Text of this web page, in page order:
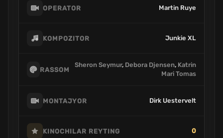
OPERATOR Martin Ruye
KOMPOZITOR Junkie XL
RASSOM
Sheron Seymur, Debora Djensen, Katrin
Mari Tomas
MONTAJYOR Dirk Uestervelt
KINOCHILAR REYTING 0